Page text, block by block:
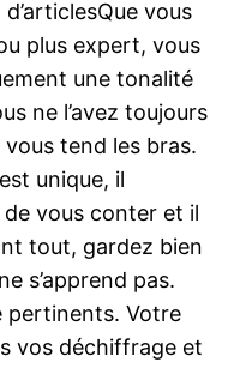
vous
plus expert, vous
une tonalité
ne l’avez toujours
tend les bras.
unique, il
vous conter et il
tout, gardez bien
s’apprend pas.
pertinents. Votre
vos déchiffrage et